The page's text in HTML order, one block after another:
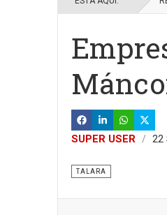
SUPER USER 22
TALARA